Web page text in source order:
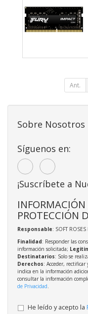
Ant.
Sobre Nosotros
Síguenos en:
¡Suscríbete a
INFORMACIÓN
PROTECCIÓN
Responsable: SOFT ROSES
Finalidad: Responder las
información solicitada;
Destinatarios: Solo se
Derechos: Acceder,
indica en la información
consultar la información
de Privacidad
He leído y acepto la